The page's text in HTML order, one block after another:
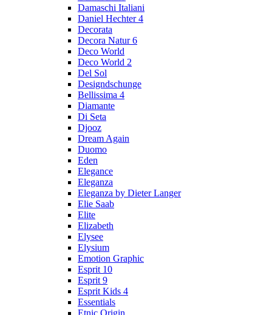
Damaschi Italiani
Daniel Hechter 4
Decorata
Decora Natur 6
Deco World
Deco World 2
Del Sol
Designdschunge
Bellissima 4
Diamante
Di Seta
Djooz
Dream Again
Duomo
Eden
Elegance
Eleganza
Eleganza by Dieter Langer
Elie Saab
Elite
Elizabeth
Elysee
Elysium
Emotion Graphic
Esprit 10
Esprit 9
Esprit Kids 4
Essentials
Etnic Origin